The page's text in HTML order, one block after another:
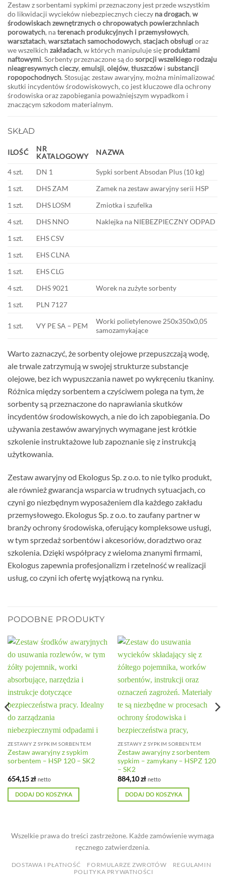
Zestaw z sorbentami sypkimi przeznaczony jest przede wszystkim
do likwidacji wycieków niebezpiecznych cieczy na drogach, w
środowiskach zewnętrznych o chropowatych powierzchniach
porowatych, naterenach produkcyjnych i przemysłowych,
warsztatach, warsztatach samochodowych, stacjach obsługioraz
we wszelkich zakładach, w których manipuluje się produktami
naftowymi. Sorbenty przeznaczone są dosorpcji wszelkiego rodzaju
nieagresywnych cieczy, emulsji, olejów, tłuszczów i substancji
ropopochodnych. Stosując zestaw awaryjny, można minimalizować
skutki incydentów środowiskowych, co jest kluczowe dla ochrony
środowiska oraz zapobiegania poważniejszym wypadkom i
znaczącym szkodom materialnym.
SKŁAD
ILOŚĆ
NR
KATALOGOWY
NAZWA
4 szt. DN 1
Sypki sorbent Absodan Plus (10 kg)
1 szt.
DHS ZAM
Zamek na zestaw awaryjny serii HSP
1 szt.
DHS LOSM
Zmiotka i szufelka
4 szt.
DHS NNO
Naklejka na NIEBEZPIECZNY ODPAD
1 szt.
EHS CSV
1 szt.
EHS CLNA
1 szt.
EHS CLG
4 szt.
DHS 9021
Worek na zużyte sorbenty
1 szt.
PLN 7127
1 szt. VY PE SA – PEM
Worki polietylenowe 250x350x0,05
samozamykające
Warto zaznaczyć, że sorbenty olejowe przepuszczają wodę,
ale trwale zatrzymują w swojej strukturze substancje
olejowe, bez ich wypuszczania nawet po wykręceniu tkaniny.
Różnica między sorbentem a czyściwem polega na tym, że
sorbenty są przeznaczone do naprawiania skutków
incydentów środowiskowych, a nie do ich zapobiegania. Do
używania zestawów awaryjnych wymagane jest krótkie
szkolenie instruktażowe lub zapoznanie się z instrukcją
użytkowania.
Zestaw awaryjny od Ekologus Sp. z o.o. to nie tylko produkt,
ale również gwarancja wsparcia w trudnych sytuacjach, co
czyni go niezbędnym wyposażeniem dla każdego zakładu
przemysłowego. Ekologus Sp. z o.o. to zaufany partner w
branży ochrony środowiska, oferujący kompleksowe usługi,
w tym sprzedaż sorbentów i akcesoriów, doradztwo oraz
szkolenia. Dzięki współpracy z wieloma znanymi firmami,
Ekologus zapewnia profesjonalizm i rzetelność w realizacji
usług, co czyni ich ofertę wyjątkową na rynku.
PODOBNE PRODUKTY
ZESTAWY Z SYPKIM SORBENTEM
Zestaw awaryjny z sypkim
sorbentem – HSP 120 – SK2
654,15zł netto
DODAJ DO KOSZYKA
ZESTAWY Z SYPKIM SORBENTEM
Zestaw awaryjny z sorbentem
sypkim – zamykany – HSPZ 120
– SK2
884,10zł netto
DODAJ DO KOSZYKA
Wszelkie prawa do treści zastrzeżone. Każde zamówienie wymaga
ręcznego zatwierdzenia.
DOSTAWA I PŁATNOŚĆ FORMULARZE ZWROTÓW
REGULAMIN
POLITYKA PRYWATNOŚCI